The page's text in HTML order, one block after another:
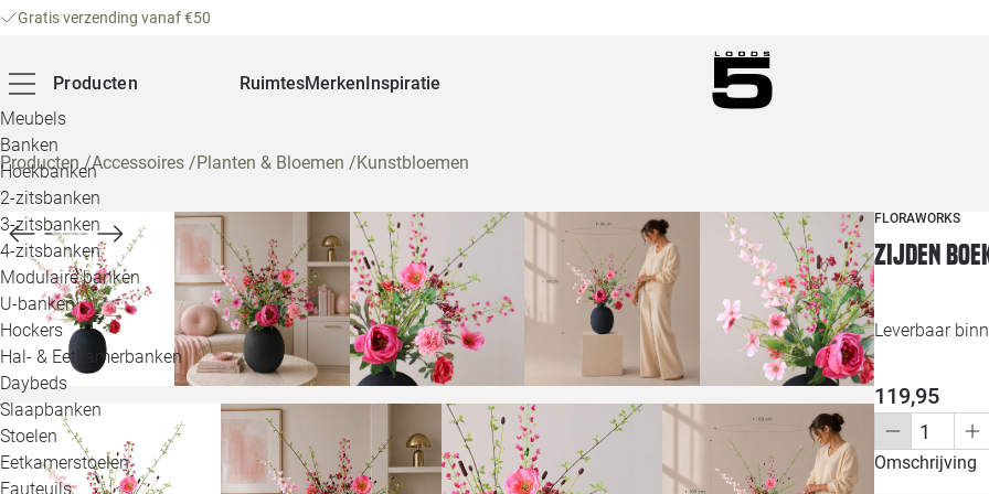
Gratis verzending vanaf €50
Producten
Meubels
Banken
Hoekbanken
2-zitsbanken
3-zitsbanken
4-zitsbanken
Modulaire banken
U-banken
Hockers
Hal- & Eetkamerbanken
Daybeds
Slaapbanken
Stoelen
Eetkamerstoelen
Fauteuils
RuimtesMerkenInspiratie
Producten/Accessoires /Planten & Bloemen /Kunstbloemen
FLORAWORKS
Zijden
Leverbaar
119,95
Omschrijving